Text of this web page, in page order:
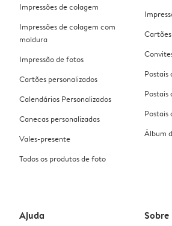
Impressões de colagem
Impressões de colagem com
moldura
Impressão de fotos
Cartões personalizados
Calendários Personalizados
Canecas personalizadas
Vales-presente
Todos os produtos de foto
Postais
Postais
Postais
Álbum
Ajuda Sobre